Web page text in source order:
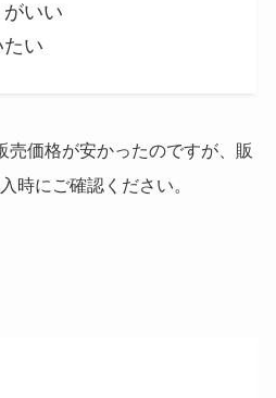
いい
い
価格が安かったのですが、販
時にご確認ください。